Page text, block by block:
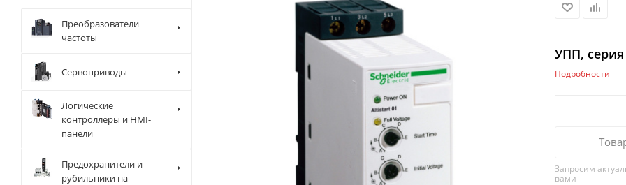
УПП, серия
Подробности
Запросим
вами
Преобразователи
частоты
Сервоприводы
Логические
контроллеры и HMI-
панели
Предохранители и
рубильники на